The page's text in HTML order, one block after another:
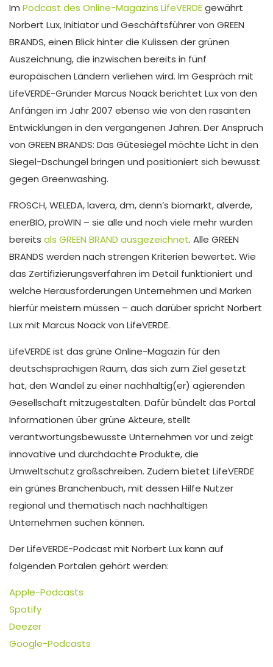
Im Podcast des Online-Magazins LifeVERDEgewährt
Norbert Lux, Initiator und Geschäftsführer von GREEN
BRANDS, einen Blick hinter die Kulissen der grünen
Auszeichnung, die inzwischen bereits in fünf
europäischen Ländern verliehen wird. Im Gespräch mit
LifeVERDE-Gründer Marcus Noack berichtet Lux von den
Anfängen im Jahr 2007 ebenso wie von den rasanten
Entwicklungen in den vergangenen Jahren. Der Anspruch
von GREEN BRANDS: Das Gütesiegel möchte Licht in den
Siegel-Dschungel bringen und positioniert sich bewusst
gegen Greenwashing.
FROSCH, WELEDA, lavera, dm, denn’s biomarkt, alverde,
enerBIO, proWIN – sie alle und noch viele mehr wurden
bereits als GREEN BRAND ausgezeichnet. Alle GREEN
BRANDS werden nach strengen Kriterien bewertet. Wie
das Zertifizierungsverfahren im Detail funktioniert und
welche Herausforderungen Unternehmen und Marken
hierfür meistern müssen – auch darüber spricht Norbert
Lux mit Marcus Noack von LifeVERDE.
LifeVERDE ist das grüne Online-Magazin für den
deutschsprachigen Raum, das sich zum Ziel gesetzt
hat, den Wandel zu einer nachhaltig(er) agierenden
Gesellschaft mitzugestalten. Dafür bündelt das Portal
Informationen über grüne Akteure, stellt
verantwortungsbewusste Unternehmen vor und zeigt
innovative und durchdachte Produkte, die
Umweltschutz großschreiben. Zudem bietet LifeVERDE
ein grünes Branchenbuch, mit dessen Hilfe Nutzer
regional und thematisch nach nachhaltigen
Unternehmen suchen können.
Der LifeVERDE-Podcast mit Norbert Lux kann auf
folgenden Portalen gehört werden:
Apple-Podcasts
Spotify
Deezer
Google-Podcasts